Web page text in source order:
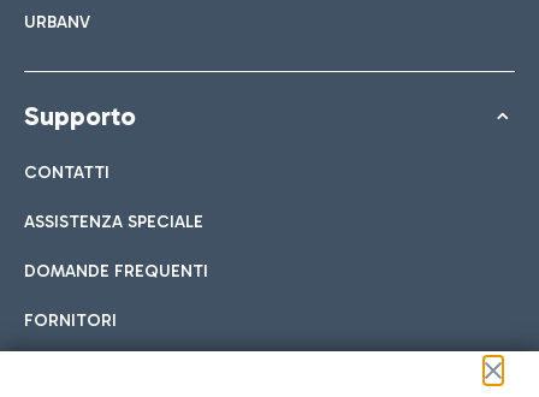
URBANV
Supporto
CONTATTI
ASSISTENZA SPECIALE
DOMANDE FREQUENTI
FORNITORI